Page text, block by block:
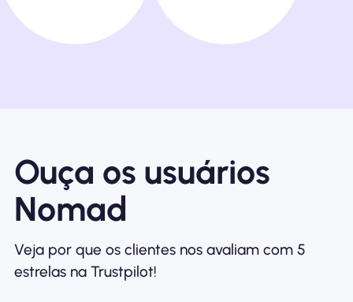
Ouça os usuários
Nomad
Veja por que os clientes nos avaliam com 5
estrelas na Trustpilot!